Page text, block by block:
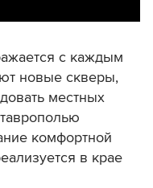
с каждым
новые скверы,
местных
комфортной
в крае